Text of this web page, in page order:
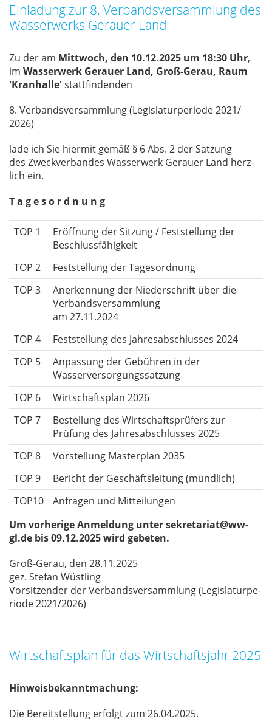
Einladung zur 8. Verbandsversammlung des
Wasserwerks Gerauer Land
Zu der am Mittwoch, den 10.12.2025 um 18:30 Uhr,
im Wasserwerk Gerauer Land, Groß-Gerau, Raum
'Kranhalle'statt­fin­den­den
8. Ver­bands­ver­samm­lung (Le­gis­la­tur­pe­ri­ode 2021/​
2026)
lade ich Sie hier­mit ge­mäß § 6 Abs. 2 der Sat­zung
des Zweck­ver­ban­des Was­ser­werk Ge­r­au­er Land herz­
lich ein.
T a g e s o r d n u n g
TOP 1
Eröffnung der Sitzung / Feststellung der
Beschlussfähigkeit
TOP 2
Feststellung der Tagesordnung
TOP 3
Anerkennung der Niederschrift über die
Verbandsversammlung
am 27.11.2024
TOP 4
Feststellung des Jahresabschlusses 2024
TOP 5
Anpassung der Gebühren in der
Wasserversorgungssatzung
TOP 6
Wirtschaftsplan 2026
TOP 7
Bestellung des Wirtschaftsprüfers zur
Prüfung des Jahresabschlusses 2025
TOP 8
Vorstellung Masterplan 2035
TOP 9
Bericht der Geschäftsleitung (mündlich)
TOP10
Anfragen und Mitteilungen
Um vorherige Anmeldung unter sekretariat@ww-
gl.de bis 09.12.2025 wird gebeten.
Groß-Gerau, den 28.11.2025
gez. Ste­fan Wüst­ling
Vor­sit­zen­der der Ver­bands­ver­samm­lung (Le­gis­la­tur­pe­
ri­ode 2021/​2026)
Wirtschaftsplan für das Wirtschaftsjahr 2025
Hinweisbekanntmachung:
Die Be­reit­stel­lung er­folgt zum 26.04.2025.